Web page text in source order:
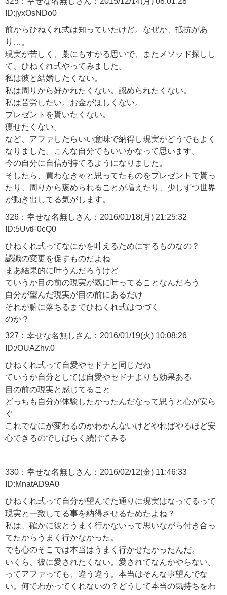
ID:jyxOsNDo0
前からひねくれ式は知っていたけど。なぜか、抵抗があ
り…。
現実が苦しく、藁にもすがる思いで、またメソッド探しし
て、ひねくれ式やってみました。
私は彼と結婚したくない。
私は周りから好かれたくない。認められたくない。
私は苦労したい。お金がほしくない。
プレゼントを貰いたくない。
痩せたくない。
など、アファしたらいい意味で納得し現実がどうでもよく
なりました。こんな自分でもいいかなって思います。
今の自分に自信が持てるようになりました。
そしたら、買わなきゃと思ってたものをプレゼントで貰っ
たり、周りから褒められることが増えたり、少しずつ世界
が動き出してる気がします。
326：幸せな名無しさん：2016/01/18(月) 21:25:32
ID:5UvtF0cQ0
ひねくれ式ってなにかを叶えるためにするものなの？
認識の変更を促すものだよね
まあ結果的に叶うんだろうけど
ていうか目の前の現実が既に叶ってることなんだろう
自分が望んだ現実が目の前にあるだけ
それが腑に落ちるまでひねくれ式はつづく
のか？
327：幸せな名無しさん：2016/01/19(火) 10:08:26
ID:/OUAZhv.0
ひねくれ式って自愛やセドナと同じだね
ていうか自分としては自愛やセドナよりも効果ある
目の前の現実と感じてること
どっちも自分が体験したかったんだなって思うと心が安ら
ぐ
これでなにが変わるのかわかんないけどやればやるほど安
心できるのでしばらく続けてみる
330：幸せな名無しさん：2016/02/12(金) 11:46:33
ID:MnatAD9A0
ひねくれ式って自分が望んでた通りに現実はなってるって
現実と一致してる事を納得させるためたよね？
私は、確かに彼とうまく行かないって思いながら付き合っ
てたからうまく行かなかった。
でも心のそこでは本当はうまく行かせたかったんだ。
いくら、彼に愛されたくない。愛されてなんかやらない。
ってアファっても、違う違う。本当はそんな事望んでな
い。何でわかってくれないの？どうして本当の気持ちをわ